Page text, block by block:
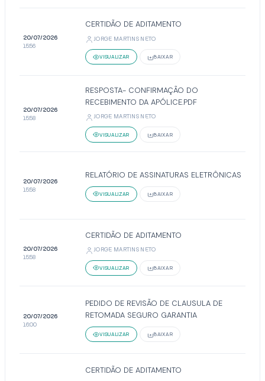
20/07/2026
15:56
CERTIDÃO DE ADITAMENTO
JORGE MARTINS NETO
VISUALIZAR BAIXAR
20/07/2026
15:58
RESPOSTA- CONFIRMAÇÃO DO
RECEBIMENTO DA APÓLICE.PDF
JORGE MARTINS NETO
VISUALIZAR BAIXAR
20/07/2026
15:58
RELATÓRIO DE ASSINATURAS ELETRÔNICAS
VISUALIZAR BAIXAR
20/07/2026
15:58
CERTIDÃO DE ADITAMENTO
JORGE MARTINS NETO
VISUALIZAR BAIXAR
20/07/2026
16:00
PEDIDO DE REVISÃO DE CLAUSULA DE
RETOMADA SEGURO GARANTIA
VISUALIZAR BAIXAR
CERTIDÃO DE ADITAMENTO